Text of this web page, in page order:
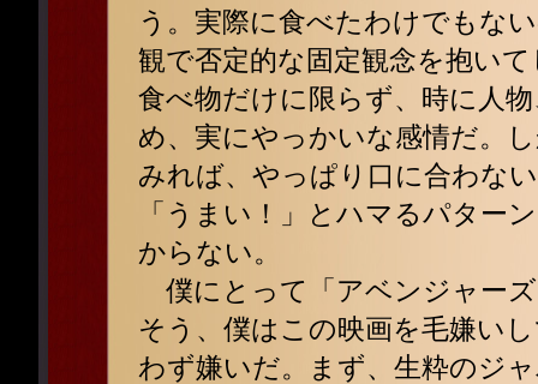
う。実際に食べたわけでもな
観で否定的な固定観念を抱い
食べ物だけに限らず、時に人
め、実にやっかいな感情だ。
みれば、やっぱり口に合わな
「うまい！」とハマるパター
からない。
僕にとって「アベンジャー
そう、僕はこの映画を毛嫌い
わず嫌いだ。まず、生粋のジ